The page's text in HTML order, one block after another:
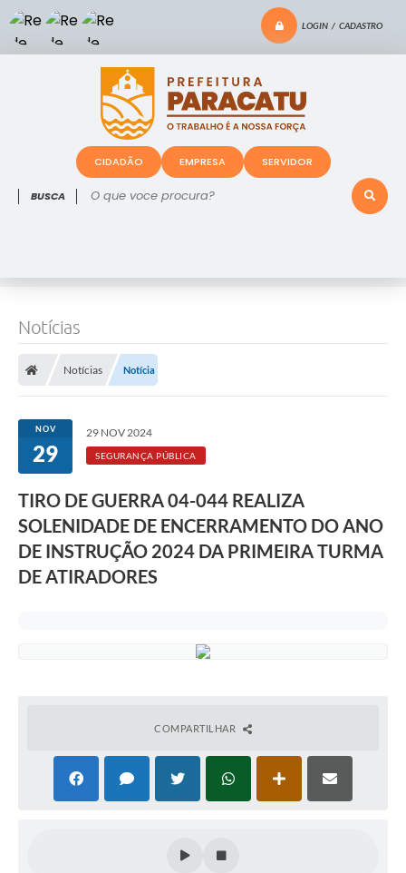
LOGIN / CADASTRO
O que voce procura?
CIDADÃO EMPRESA SERVIDOR
Notícias
Notícias Notícia
NOV
29
29 NOV 2024
SEGURANÇA PÚBLICA
TIRO DE GUERRA 04-044 REALIZA
SOLENIDADE DE ENCERRAMENTO DO ANO
DE INSTRUÇÃO 2024 DA PRIMEIRA TURMA
DE ATIRADORES
COMPARTILHAR